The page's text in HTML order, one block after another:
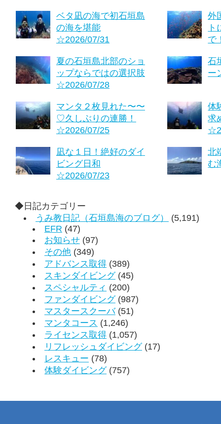
ベタ凪の海で初石垣島
の海を堪能
☆2026/07/31
外
ト
で
夏の石垣島北部のショ
ップならではの選択肢
☆2026/07/28
石
ー
マンタ２枚見れた〜〜
♡久しぶりの連勝！
☆2026/07/25
体
求
凪な１日！絶好のダイ
ビング日和
☆2026/07/23
北
む
◆日記カテゴリー
うみ教日記（石垣島海のブログ）
(5,191)
EFR (47)
お知らせ (97)
その他 (349)
アドバンス取得 (389)
スキンダイビング(45)
スペシャルティ (200)
ファンダイビング(987)
マスタースクーバ(51)
マンタコース (1,246)
ライセンス取得 (1,057)
リフレッシュダイビング(17)
レスキュー (78)
体験ダイビング(757)